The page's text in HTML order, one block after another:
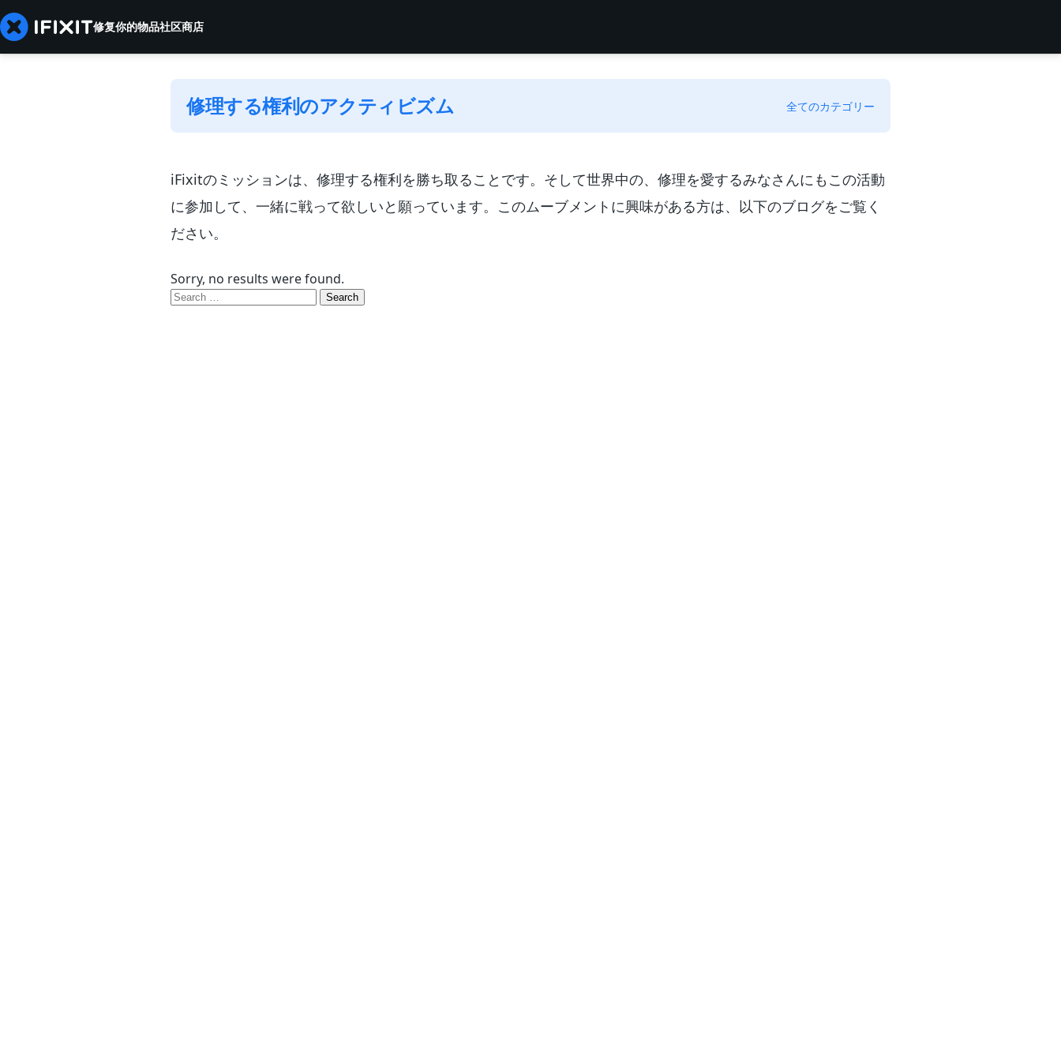
修复你的物品社区商店
修理する権利のアクティビズム 全てのカテゴリー
iFixitのミッションは、修理する権利を勝ち取ることです。そして世界中の、修理を愛するみなさんにもこの活動
に参加して、一緒に戦って欲しいと願っています。このムーブメントに興味がある方は、以下のブログをご覧く
ださい。
Sorry, no results were found.
Search